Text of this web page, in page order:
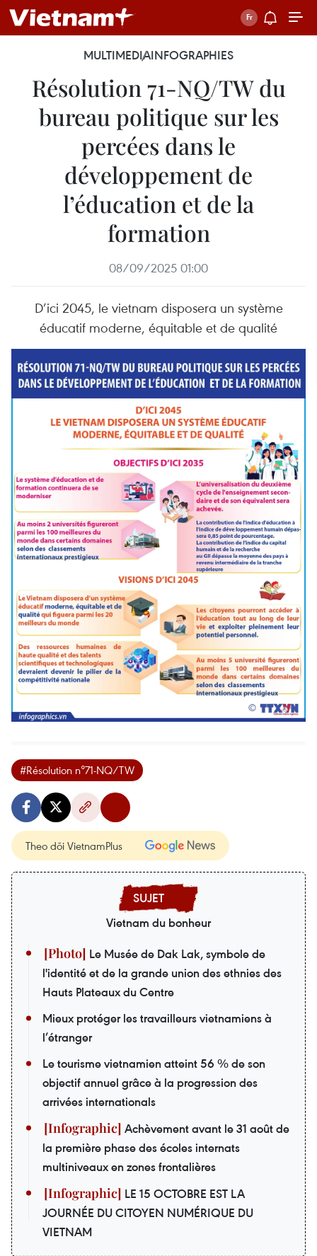
MULTIMEDIAINFOGRAPHIES
Résolution 71-NQ/TW du
bureau politique sur les
percées dans le
développement de
l’éducation et de la
formation
08/09/2025 01:00
D’ici 2045, le vietnam disposera un système
éducatif moderne, équitable et de qualité
#Résolution n°71-NQ/TW
Theo dõi VietnamPlus
Vietnam du bonheur
Le Musée de Dak Lak, symbole de
l'identité et de la grande union des ethnies des
Hauts Plateaux du Centre
Mieux protéger les travailleurs vietnamiens à
l’étranger
Le tourisme vietnamien atteint 56 % de son
objectif annuel grâce à la progression des
arrivées internationals
Achèvement avant le 31 août de
la première phase des écoles internats
multiniveaux en zones frontalières
LE 15 OCTOBRE EST LA
JOURNÉE DU CITOYEN NUMÉRIQUE DU
VIETNAM